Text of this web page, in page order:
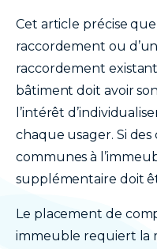
Cet article précise
raccordement ou
raccordement
bâtiment doit avoir
l’intérêt
chaque usager. Si des
communes à
supplémentaire doit
Le placement de
immeuble requiert la